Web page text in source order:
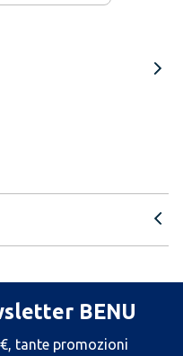
BENU
tante promozioni